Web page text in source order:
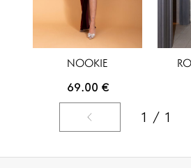
NOOKIE
69.00 €
1 / 1